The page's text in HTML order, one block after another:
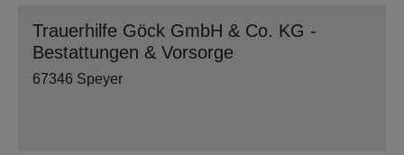
Trauerhilfe Göck GmbH & Co. KG -
Bestattungen & Vorsorge
67346 Speyer